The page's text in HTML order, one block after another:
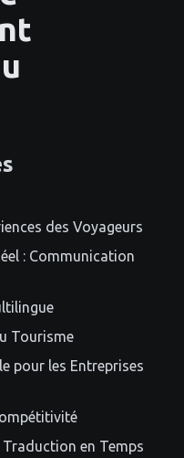
des Voyageurs
: Communication
Tourisme
pour les Entreprises
en Temps